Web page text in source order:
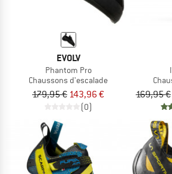
EVOLV
Phantom Pro
Chaussons d'escalade
179,95 € 143,96 €
(0)
169,95 €